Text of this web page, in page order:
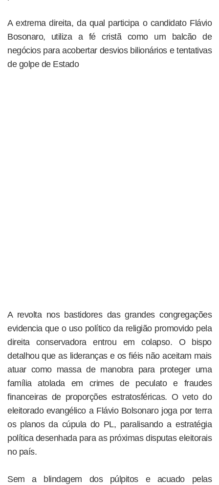
A extrema direita, da qual participa o candidato Flávio
Bosonaro, utiliza a fé cristã como um balcão de
negócios para acobertar desvios bilionários e tentativas
de golpe de Estado
A revolta nos bastidores das grandes congregações
evidencia que o uso político da religião promovido pela
direita conservadora entrou em colapso. O bispo
detalhou que as lideranças e os fiéis não aceitam mais
atuar como massa de manobra para proteger uma
família atolada em crimes de peculato e fraudes
financeiras de proporções estratosféricas. O veto do
eleitorado evangélico a Flávio Bolsonaro joga por terra
os planos da cúpula do PL, paralisando a estratégia
política desenhada para as próximas disputas eleitorais
no país.
Sem a blindagem dos púlpitos e acuado pelas